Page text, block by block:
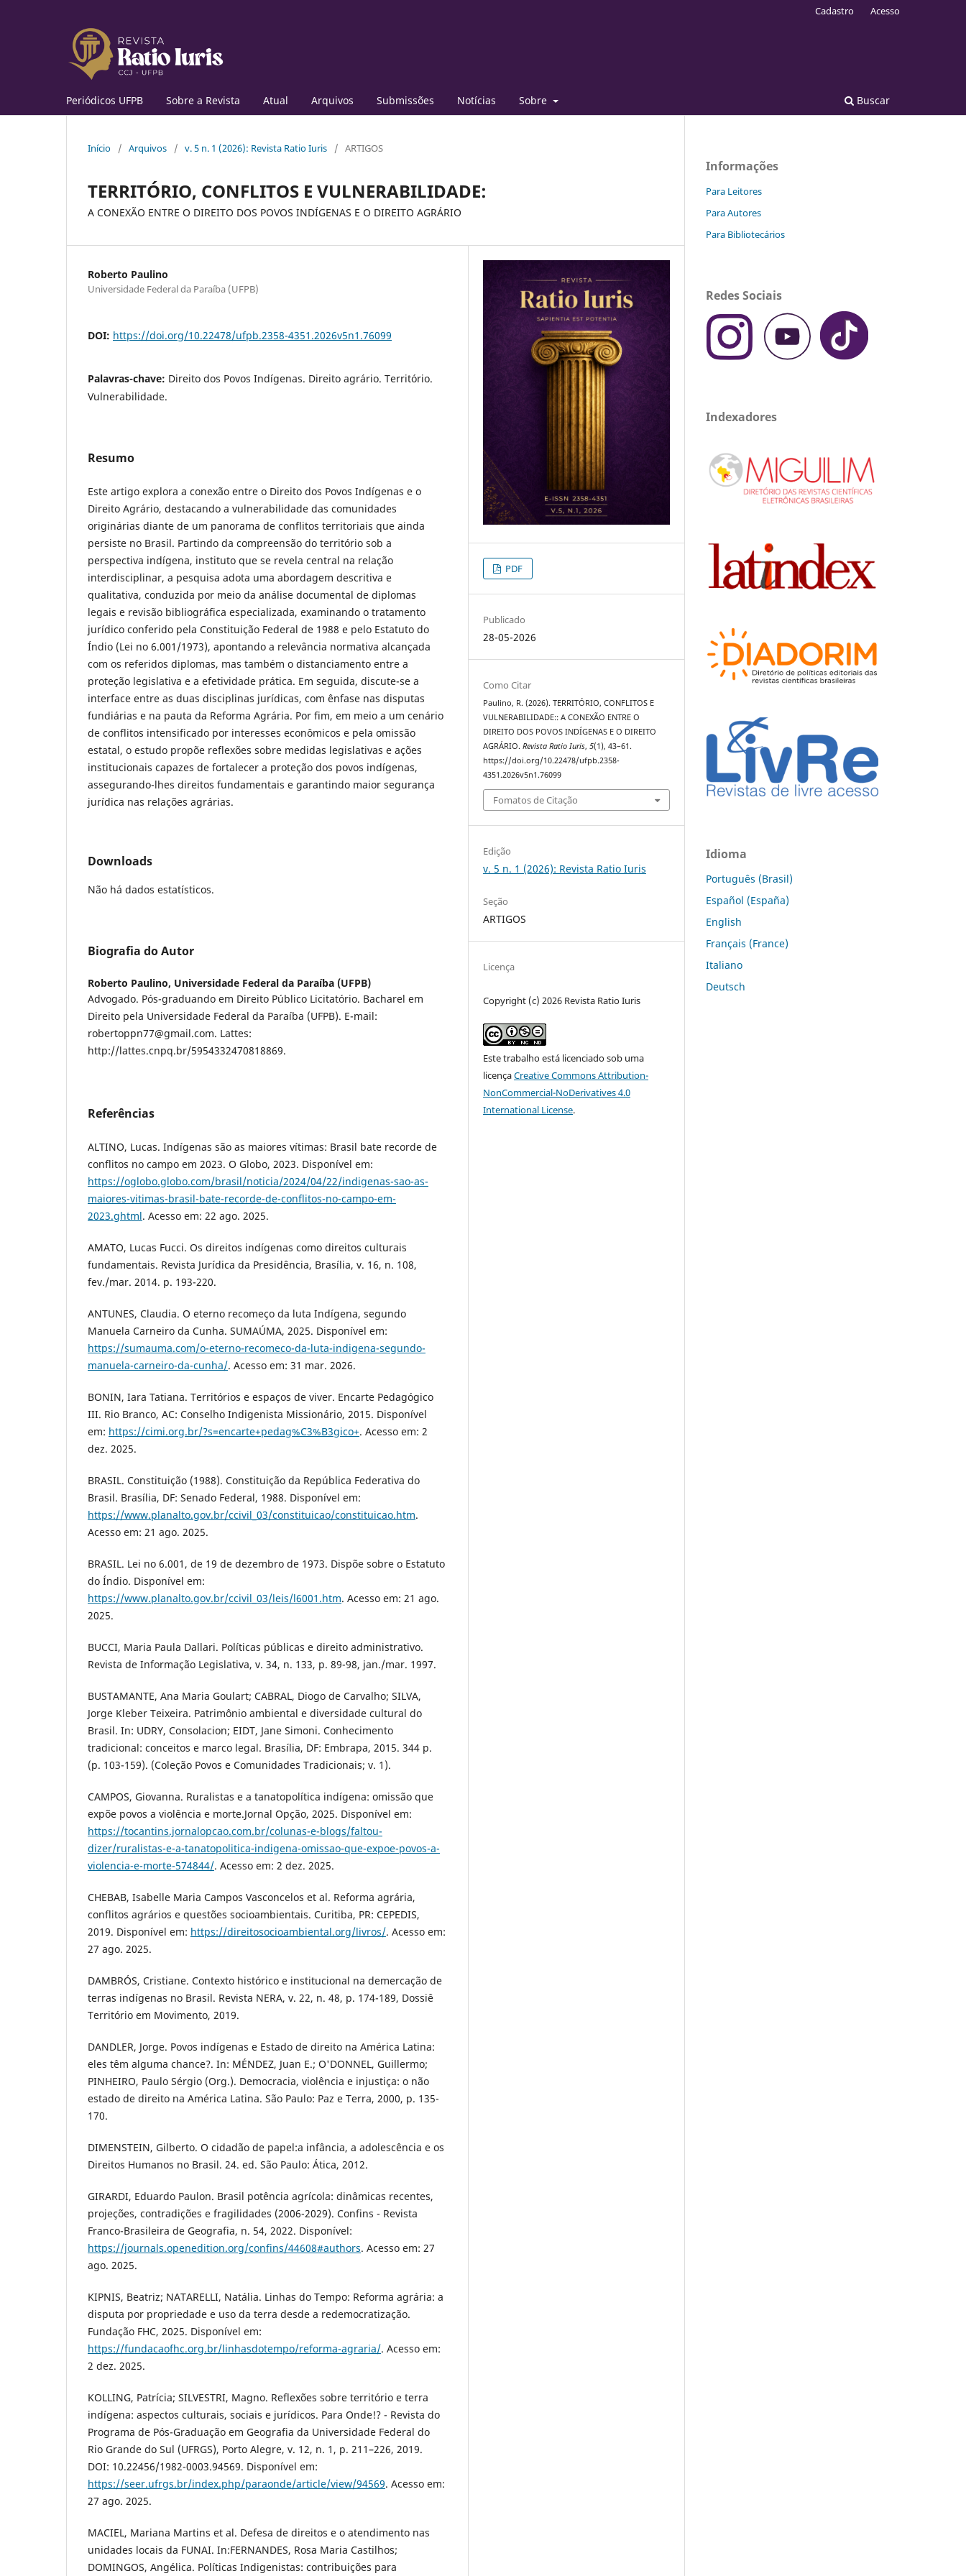
Periódicos UFPB Sobre a Revista Atual Arquivos Submissões Notícias Sobre Buscar
Cadastro Acesso
Início / Arquivos / v. 5 n. 1 (2026): Revista Ratio Iuris / ARTIGOS
TERRITÓRIO, CONFLITOS E VULNERABILIDADE:
A CONEXÃO ENTRE O DIREITO DOS POVOS INDÍGENAS E O DIREITO AGRÁRIO
Roberto Paulino
Universidade Federal da Paraíba (UFPB)
DOI: https://doi.org/10.22478/ufpb.2358-4351.2026v5n1.76099
Palavras-chave: Direito dos Povos Indígenas. Direito agrário. Território.
Vulnerabilidade.
Resumo
Este artigo explora a conexão entre o Direito dos Povos Indígenas e o
Direito Agrário, destacando a vulnerabilidade das comunidades
originárias diante de um panorama de conflitos territoriais que ainda
persiste no Brasil. Partindo da compreensão do território sob a
perspectiva indígena, instituto que se revela central na relação
interdisciplinar, a pesquisa adota uma abordagem descritiva e
qualitativa, conduzida por meio da análise documental de diplomas
legais e revisão bibliográfica especializada, examinando o tratamento
jurídico conferido pela Constituição Federal de 1988 e pelo Estatuto do
Índio (Lei no 6.001/1973), apontando a relevância normativa alcançada
com os referidos diplomas, mas também o distanciamento entre a
proteção legislativa e a efetividade prática. Em seguida, discute-se a
interface entre as duas disciplinas jurídicas, com ênfase nas disputas
fundiárias e na pauta da Reforma Agrária. Por fim, em meio a um cenário
de conflitos intensificado por interesses econômicos e pela omissão
estatal, o estudo propõe reflexões sobre medidas legislativas e ações
institucionais capazes de fortalecer a proteção dos povos indígenas,
assegurando-lhes direitos fundamentais e garantindo maior segurança
jurídica nas relações agrárias.
Downloads
Não há dados estatísticos.
Biografia do Autor
Roberto Paulino, Universidade Federal da Paraíba (UFPB)
Advogado. Pós-graduando em Direito Público Licitatório. Bacharel em
Direito pela Universidade Federal da Paraíba (UFPB). E-mail:
robertoppn77@gmail.com. Lattes:
http://lattes.cnpq.br/5954332470818869.
Referências
ALTINO, Lucas. Indígenas são as maiores vítimas: Brasil bate recorde de
conflitos no campo em 2023. O Globo, 2023. Disponível em:
https://oglobo.globo.com/brasil/noticia/2024/04/22/indigenas-sao-as-
maiores-vitimas-brasil-bate-recorde-de-conflitos-no-campo-em-
2023.ghtml. Acesso em: 22 ago. 2025.
AMATO, Lucas Fucci. Os direitos indígenas como direitos culturais
fundamentais. Revista Jurídica da Presidência, Brasília, v. 16, n. 108,
fev./mar. 2014. p. 193-220.
ANTUNES, Claudia. O eterno recomeço da luta Indígena, segundo
Manuela Carneiro da Cunha. SUMAÚMA, 2025. Disponível em:
https://sumauma.com/o-eterno-recomeco-da-luta-indigena-segundo-
manuela-carneiro-da-cunha/. Acesso em: 31 mar. 2026.
BONIN, Iara Tatiana. Territórios e espaços de viver. Encarte Pedagógico
III. Rio Branco, AC: Conselho Indigenista Missionário, 2015. Disponível
em: https://cimi.org.br/?s=encarte+pedag%C3%B3gico+. Acesso em: 2
dez. 2025.
BRASIL. Constituição (1988). Constituição da República Federativa do
Brasil. Brasília, DF: Senado Federal, 1988. Disponível em:
https://www.planalto.gov.br/ccivil_03/constituicao/constituicao.htm.
Acesso em: 21 ago. 2025.
BRASIL. Lei no 6.001, de 19 de dezembro de 1973. Dispõe sobre o Estatuto
do Índio. Disponível em:
https://www.planalto.gov.br/ccivil_03/leis/l6001.htm. Acesso em: 21 ago.
2025.
BUCCI, Maria Paula Dallari. Políticas públicas e direito administrativo.
Revista de Informação Legislativa, v. 34, n. 133, p. 89-98, jan./mar. 1997.
BUSTAMANTE, Ana Maria Goulart; CABRAL, Diogo de Carvalho; SILVA,
Jorge Kleber Teixeira. Patrimônio ambiental e diversidade cultural do
Brasil. In: UDRY, Consolacion; EIDT, Jane Simoni. Conhecimento
tradicional: conceitos e marco legal. Brasília, DF: Embrapa, 2015. 344 p.
(p. 103-159). (Coleção Povos e Comunidades Tradicionais; v. 1).
CAMPOS, Giovanna. Ruralistas e a tanatopolítica indígena: omissão que
expõe povos a violência e morte.Jornal Opção, 2025. Disponível em:
https://tocantins.jornalopcao.com.br/colunas-e-blogs/faltou-
dizer/ruralistas-e-a-tanatopolitica-indigena-omissao-que-expoe-povos-a-
violencia-e-morte-574844/. Acesso em: 2 dez. 2025.
CHEBAB, Isabelle Maria Campos Vasconcelos et al. Reforma agrária,
conflitos agrários e questões socioambientais. Curitiba, PR: CEPEDIS,
2019. Disponível em: https://direitosocioambiental.org/livros/. Acesso em:
27 ago. 2025.
DAMBRÓS, Cristiane. Contexto histórico e institucional na demercação de
terras indígenas no Brasil. Revista NERA, v. 22, n. 48, p. 174-189, Dossiê
Território em Movimento, 2019.
DANDLER, Jorge. Povos indígenas e Estado de direito na América Latina:
eles têm alguma chance?. In: MÉNDEZ, Juan E.; O'DONNEL, Guillermo;
PINHEIRO, Paulo Sérgio (Org.). Democracia, violência e injustiça: o não
estado de direito na América Latina. São Paulo: Paz e Terra, 2000, p. 135-
170.
DIMENSTEIN, Gilberto. O cidadão de papel:a infância, a adolescência e os
Direitos Humanos no Brasil. 24. ed. São Paulo: Ática, 2012.
GIRARDI, Eduardo Paulon. Brasil potência agrícola: dinâmicas recentes,
projeções, contradições e fragilidades (2006-2029). Confins - Revista
Franco-Brasileira de Geografia, n. 54, 2022. Disponível:
https://journals.openedition.org/confins/44608#authors. Acesso em: 27
ago. 2025.
KIPNIS, Beatriz; NATARELLI, Natália. Linhas do Tempo: Reforma agrária: a
disputa por propriedade e uso da terra desde a redemocratização.
Fundação FHC, 2025. Disponível em:
https://fundacaofhc.org.br/linhasdotempo/reforma-agraria/. Acesso em:
2 dez. 2025.
KOLLING, Patrícia; SILVESTRI, Magno. Reflexões sobre território e terra
indígena: aspectos culturais, sociais e jurídicos. Para Onde!? - Revista do
Programa de Pós-Graduação em Geografia da Universidade Federal do
Rio Grande do Sul (UFRGS), Porto Alegre, v. 12, n. 1, p. 211–226, 2019.
DOI: 10.22456/1982-0003.94569. Disponível em:
https://seer.ufrgs.br/index.php/paraonde/article/view/94569. Acesso em:
27 ago. 2025.
MACIEL, Mariana Martins et al. Defesa de direitos e o atendimento nas
unidades locais da FUNAI. In:FERNANDES, Rosa Maria Castilhos;
DOMINGOS, Angélica. Políticas Indigenistas: contribuições para
PDF
Publicado
28-05-2026
Como Citar
Paulino, R. (2026). TERRITÓRIO, CONFLITOS E
VULNERABILIDADE:: A CONEXÃO ENTRE O
DIREITO DOS POVOS INDÍGENAS E O DIREITO
AGRÁRIO.Revista Ratio Iuris,5(1), 43–61.
https://doi.org/10.22478/ufpb.2358-
4351.2026v5n1.76099
Fomatos de Citação
Edição
v. 5 n. 1 (2026): Revista Ratio Iuris
Seção
ARTIGOS
Licença
Copyright (c) 2026 Revista Ratio Iuris
Este trabalho está licenciado sob uma
licençaCreative Commons Attribution-
NonCommercial-NoDerivatives 4.0
International License.
Informações
Para Leitores
Para Autores
Para Bibliotecários
Redes Sociais
Indexadores
Idioma
Português (Brasil)
Español (España)
English
Français (France)
Italiano
Deutsch